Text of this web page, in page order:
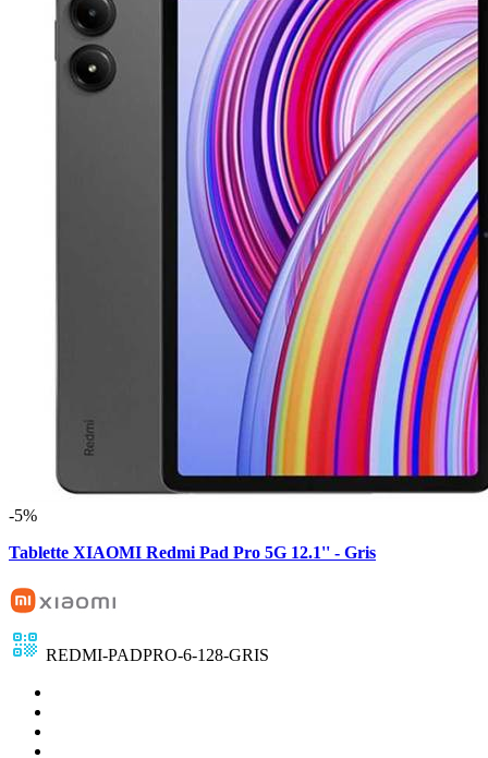
-5%
Tablette XIAOMI Redmi Pad Pro 5G 12.1'' - Gris
REDMI-PADPRO-6-128-GRIS